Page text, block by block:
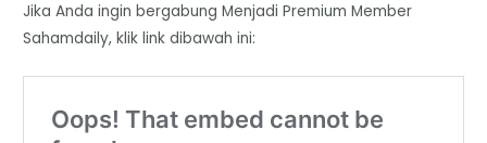
Jika Anda ingin bergabung Menjadi Premium Member
Sahamdaily, klik link dibawah ini: